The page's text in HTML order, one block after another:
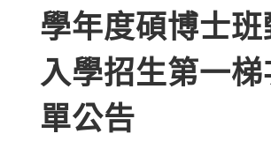
學年度碩博士班
入學招生第一梯
單公告